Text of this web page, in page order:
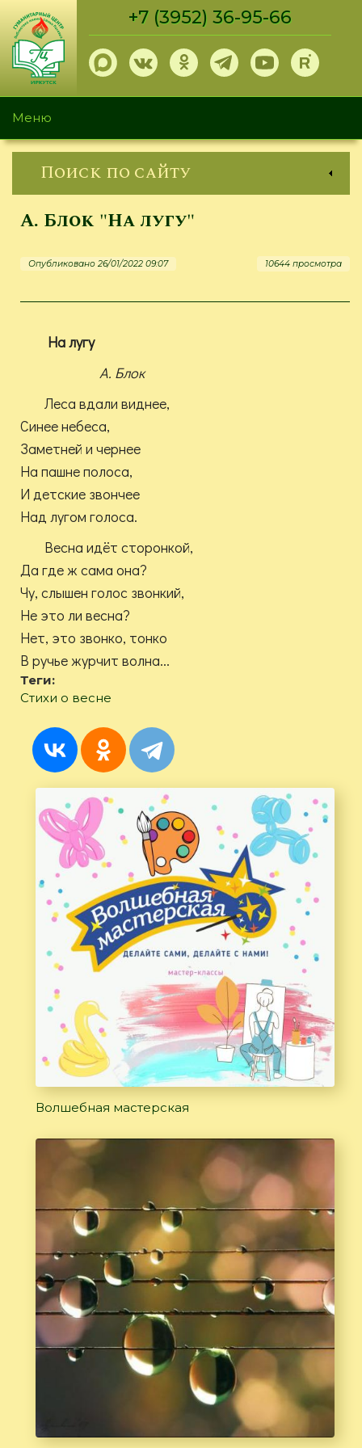
Перейти
основному
содержанию
+7 (3952) 36-95-66
Меню
Поиск по сайту
А. Блок "На лугу"
Опубликовано 26/01/2022 09:07 10644 просмотра
На лугу
А. Блок
Леса вдали виднее,
Синее небеса,
Заметней и чернее
На пашне полоса,
И детские звончее
Над лугом голоса.
Весна идёт сторонкой,
Да где ж сама она?
Чу, слышен голос звонкий,
Не это ли весна?
Нет, это звонко, тонко
В ручье журчит волна...
Теги:
Стихи о весне
Волшебная мастерская